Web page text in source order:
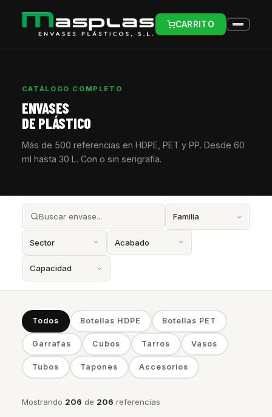
CARRITO
CATÁLOGO COMPLETO
ENVASES
DE PLÁSTICO
Más de 500 referencias en HDPE, PET y PP. Desde 60
ml hasta 30 L. Con o sin serigrafía.
Todos Botellas HDPE Botellas PET
Garrafas Cubos Tarros Vasos
Tubos Tapones Accesorios
Mostrando 206 de 206 referencias